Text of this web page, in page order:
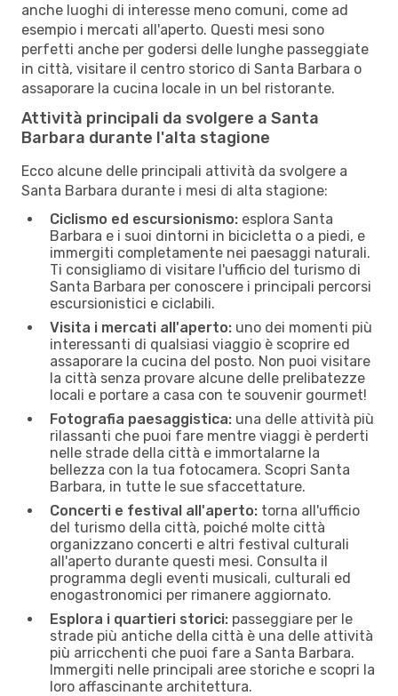
anche luoghi di interesse meno comuni, come ad
esempio i mercati all'aperto. Questi mesi sono
perfetti anche per godersi delle lunghe passeggiate
in città, visitare il centro storico di Santa Barbara o
assaporare la cucina locale in un bel ristorante.
Attività principali da svolgere a Santa
Barbara durante l'alta stagione
Ecco alcune delle principali attività da svolgere a
Santa Barbara durante i mesi di alta stagione:
Ciclismo ed escursionismo: esplora Santa
Barbara e i suoi dintorni in bicicletta o a piedi, e
immergiti completamente nei paesaggi naturali.
Ti consigliamo di visitare l'ufficio del turismo di
Santa Barbara per conoscere i principali percorsi
escursionistici e ciclabili.
Visita i mercati all'aperto: uno dei momenti più
interessanti di qualsiasi viaggio è scoprire ed
assaporare la cucina del posto. Non puoi visitare
la città senza provare alcune delle prelibatezze
locali e portare a casa con te souvenir gourmet!
Fotografia paesaggistica: una delle attività più
rilassanti che puoi fare mentre viaggi è perderti
nelle strade della città e immortalarne la
bellezza con la tua fotocamera. Scopri Santa
Barbara, in tutte le sue sfaccettature.
Concerti e festival all'aperto: torna all'ufficio
del turismo della città, poiché molte città
organizzano concerti e altri festival culturali
all'aperto durante questi mesi. Consulta il
programma degli eventi musicali, culturali ed
enogastronomici per rimanere aggiornato.
Esplora i quartieri storici: passeggiare per le
strade più antiche della città è una delle attività
più arricchenti che puoi fare a Santa Barbara.
Immergiti nelle principali aree storiche e scopri la
loro affascinante architettura.